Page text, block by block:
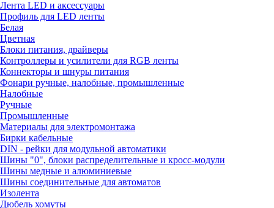
Лента LED и аксессуары
Профиль для LED ленты
Белая
Цветная
Блоки питания, драйверы
Контроллеры и усилители для RGB ленты
Коннекторы и шнуры питания
Фонари ручные, налобные, промышленные
Налобные
Ручные
Промышленные
Материалы для электромонтажа
Бирки кабельные
DIN - рейки для модульной автоматики
Шины "0", блоки распределительные и кросс-модули
Шины медные и алюминиевые
Шины соединительные для автоматов
Изолента
Дюбель хомуты